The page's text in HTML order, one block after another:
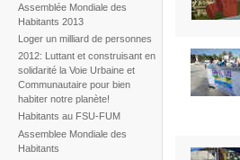
Assemblée Mondiale des
Habitants 2013
Loger un milliard de personnes
2012: Luttant et construisant en
solidarité la Voie Urbaine et
Communautaire pour bien
habiter notre planète!
Habitants au FSU-FUM
Assemblee Mondiale des
Habitants